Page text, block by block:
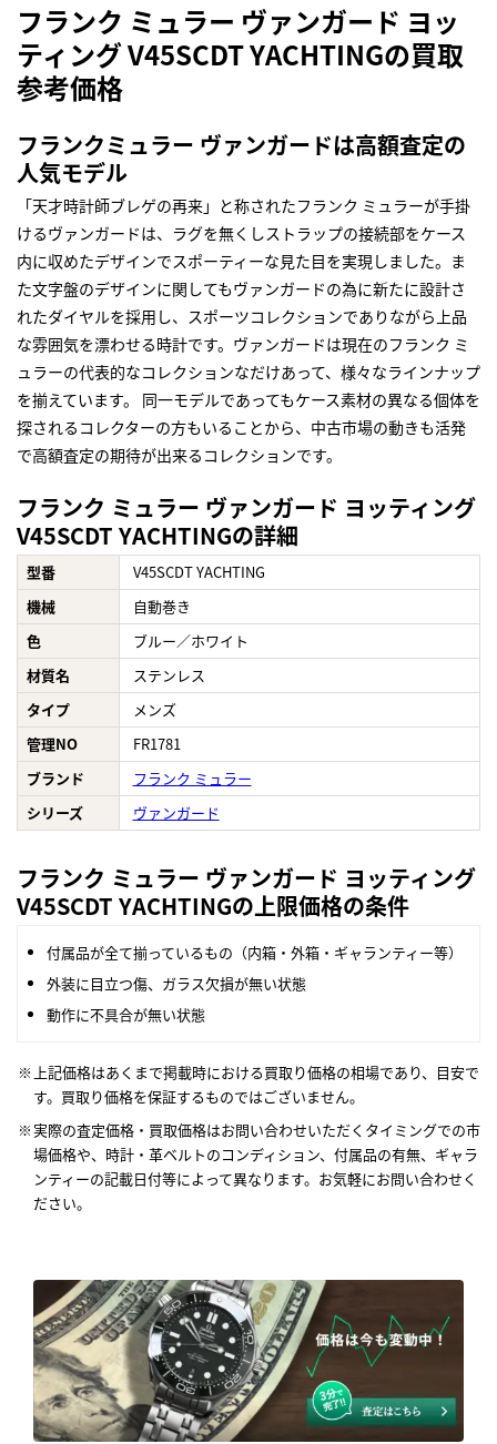
フランク ミュラー ヴァンガード ヨッ
ティング V45SCDT YACHTINGの買取
参考価格
フランクミュラー ヴァンガードは高額査定の
人気モデル
「天才時計師ブレゲの再来」と称されたフランク ミュラーが手掛
けるヴァンガードは、ラグを無くしストラップの接続部をケース
内に収めたデザインでスポーティーな見た目を実現しました。ま
た文字盤のデザインに関してもヴァンガードの為に新たに設計さ
れたダイヤルを採用し、スポーツコレクションでありながら上品
な雰囲気を漂わせる時計です。ヴァンガードは現在のフランク ミ
ュラーの代表的なコレクションなだけあって、様々なラインナップ
を揃えています。 同一モデルであってもケース素材の異なる個体を
探されるコレクターの方もいることから、中古市場の動きも活発
で高額査定の期待が出来るコレクションです。
フランク ミュラー ヴァンガード ヨッティング
V45SCDT YACHTINGの詳細
型番
V45SCDT YACHTING
機械
自動巻き
色
ブルー／ホワイト
材質名
ステンレス
タイプ
メンズ
管理NO
FR1781
ブランド
フランク ミュラー
シリーズ
ヴァンガード
フランク ミュラー ヴァンガード ヨッティング
V45SCDT YACHTINGの上限価格の条件
付属品が全て揃っているもの（内箱・外箱・ギャランティー等）
外装に目立つ傷、ガラス欠損が無い状態
動作に不具合が無い状態
上記価格はあくまで掲載時における買取り価格の相場であり、目安で
す。買取り価格を保証するものではございません。
実際の査定価格・買取価格はお問い合わせいただくタイミングでの市
場価格や、時計・革ベルトのコンディション、付属品の有無、ギャラ
ンティーの記載日付等によって異なります。お気軽にお問い合わせく
ださい。